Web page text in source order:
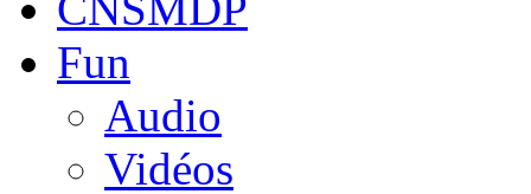
Fun
Audio
Vidéos